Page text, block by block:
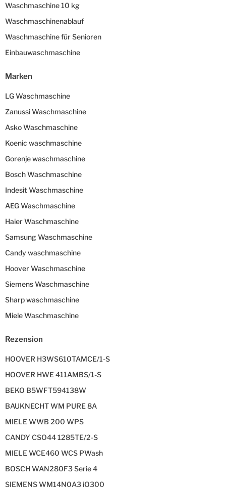
Waschmaschine 10 kg
Waschmaschinenablauf
Waschmaschine für Senioren
Einbauwaschmaschine
Marken
LG Waschmaschine
Zanussi Waschmaschine
Asko Waschmaschine
Koenic waschmaschine
Gorenje waschmaschine
Bosch Waschmaschine
Indesit Waschmaschine
AEG Waschmaschine
Haier Waschmaschine
Samsung Waschmaschine
Candy waschmaschine
Hoover Waschmaschine
Siemens Waschmaschine
Sharp waschmaschine
Miele Waschmaschine
Rezension
HOOVER H3WS610TAMCE/1-S
HOOVER HWE 411AMBS/1-S
BEKO B5WFT594138W
BAUKNECHT WM PURE 8A
MIELE WWB 200 WPS
CANDY CSO44 1285TE/2-S
MIELE WCE460 WCS PWash
BOSCH WAN280F3 Serie 4
SIEMENS WM14N0A3 iQ300